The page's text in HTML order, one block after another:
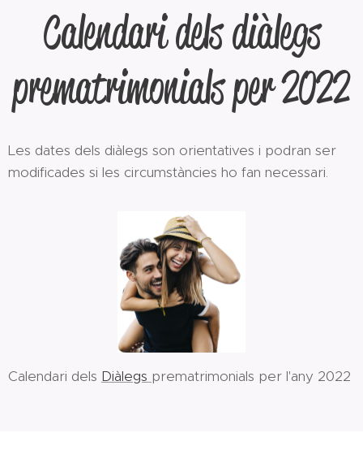
Calendari dels diàlegs
prematrimonials per 2022
Les dates dels diàlegs son orientatives i podran ser
modificades si les circumstàncies ho fan necessari.
Calendari dels Diàlegs prematrimonials per l'any 2022